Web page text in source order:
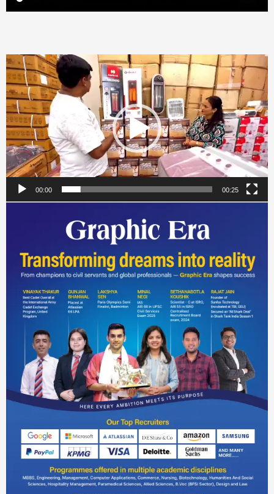
Video
Player
00:00 00:25